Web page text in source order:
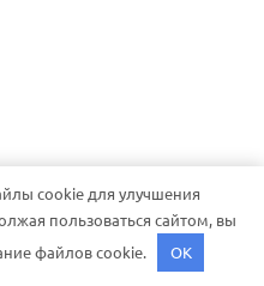
cookie для улучшения
пользоваться сайтом, вы
файлов cookie.
OK